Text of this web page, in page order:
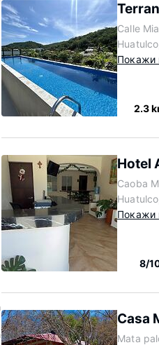
Calle
Покажи
2.3
Hotel
Caoba
Покажи
8/
Casa
Mata